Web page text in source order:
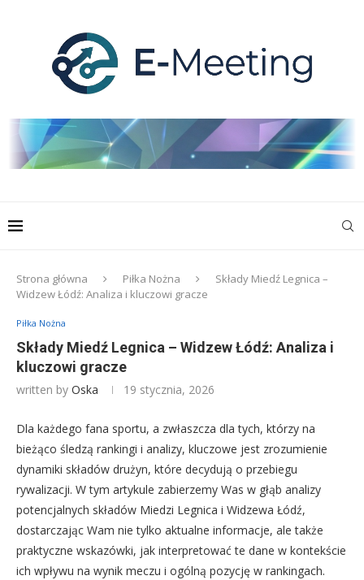
Strona główna Piłka Nożna
Składy Miedź Legnica –
Widzew Łódź: Analiza i kluczowi gracze
Piłka Nożna
Składy Miedź Legnica – Widzew Łódź: Analiza i
kluczowi gracze
written by Oska 19 stycznia, 2026
Dla każdego fana sportu, a zwłaszcza dla tych, którzy na
bieżąco śledzą rankingi i analizy, kluczowe jest zrozumienie
dynamiki składów drużyn, które decydują o przebiegu
rywalizacji. W tym artykule zabierzemy Was w głąb analizy
potencjalnych składów Miedzi Legnica i Widzewa Łódź,
dostarczając Wam nie tylko aktualne informacje, ale także
praktyczne wskazówki, jak interpretować te dane w kontekście
ich wpływu na wynik meczu i ogólną pozycję w rankingach.